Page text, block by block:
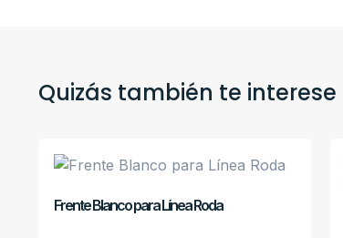
Quizás también te interese
Frente Blanco para Línea Roda